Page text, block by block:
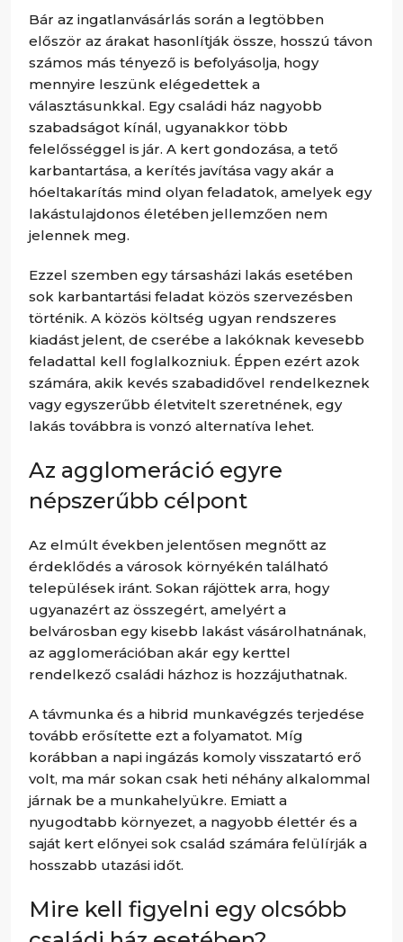
Bár az ingatlanvásárlás során a legtöbben
először az árakat hasonlítják össze, hosszú távon
számos más tényező is befolyásolja, hogy
mennyire leszünk elégedettek a
választásunkkal. Egy családi ház nagyobb
szabadságot kínál, ugyanakkor több
felelősséggel is jár. A kert gondozása, a tető
karbantartása, a kerítés javítása vagy akár a
hóeltakarítás mind olyan feladatok, amelyek egy
lakástulajdonos életében jellemzően nem
jelennek meg.
Ezzel szemben egy társasházi lakás esetében
sok karbantartási feladat közös szervezésben
történik. A közös költség ugyan rendszeres
kiadást jelent, de cserébe a lakóknak kevesebb
feladattal kell foglalkozniuk. Éppen ezért azok
számára, akik kevés szabadidővel rendelkeznek
vagy egyszerűbb életvitelt szeretnének, egy
lakás továbbra is vonzó alternatíva lehet.
Az agglomeráció egyre
népszerűbb célpont
Az elmúlt években jelentősen megnőtt az
érdeklődés a városok környékén található
települések iránt. Sokan rájöttek arra, hogy
ugyanazért az összegért, amelyért a
belvárosban egy kisebb lakást vásárolhatnának,
az agglomerációban akár egy kerttel
rendelkező családi házhoz is hozzájuthatnak.
A távmunka és a hibrid munkavégzés terjedése
tovább erősítette ezt a folyamatot. Míg
korábban a napi ingázás komoly visszatartó erő
volt, ma már sokan csak heti néhány alkalommal
járnak be a munkahelyükre. Emiatt a
nyugodtabb környezet, a nagyobb élettér és a
saját kert előnyei sok család számára felülírják a
hosszabb utazási időt.
Mire kell figyelni egy olcsóbb